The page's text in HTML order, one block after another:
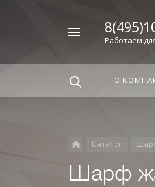
Работаем
О
Каталог
Шарф